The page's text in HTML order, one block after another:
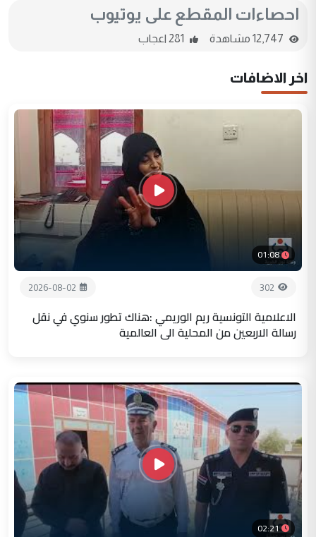
احصاءات المقطع على يوتيوب
اخر الاضافات
01:08
302
2026-08-02
الاعلامية التونسية ريم الوريمي :هناك تطور سنوي في نقل
رسالة الاربعين من المحلية الى العالمية
02:21